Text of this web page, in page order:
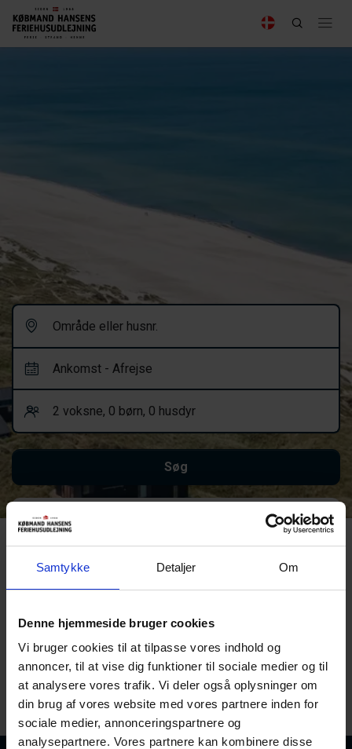
Samtykke Detaljer Om
Denne hjemmeside bruger cookies
Vi bruger cookies til at tilpasse vores indhold og
annoncer, til at vise dig funktioner til sociale medier og til
at analysere vores trafik. Vi deler også oplysninger om
din brug af vores website med vores partnere inden for
sociale medier, annonceringspartnere og
analysepartnere. Vores partnere kan kombinere disse
Ups! Noget gik galt.
Fejl 404
Prøv en ny søgning eller et af disse links, for at komme videre:
Forsiden
Sommerhuse
Om os